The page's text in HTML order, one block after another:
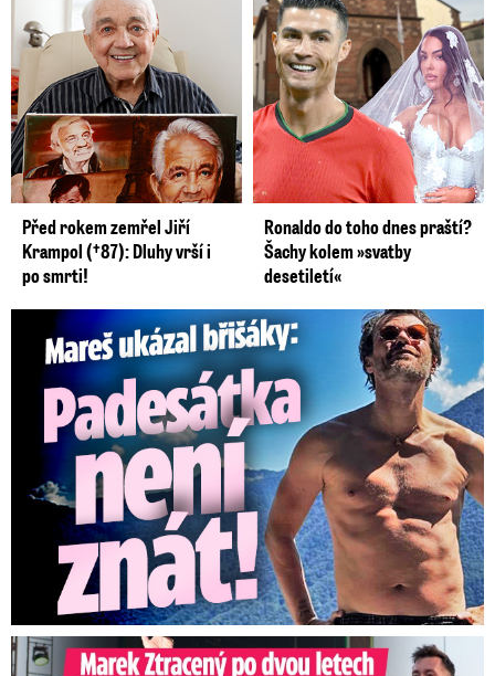
Před rokem zemřel Jiří
Krampol (†87): Dluhy vrší i
po smrti!
Ronaldo do toho dnes praští?
Šachy kolem »svatby
desetiletí«
Mareš v dokonalé formě ukázal břišáky: Padesátka není znát
Marek Ztracený na Letné: Pártlová stopla koncert